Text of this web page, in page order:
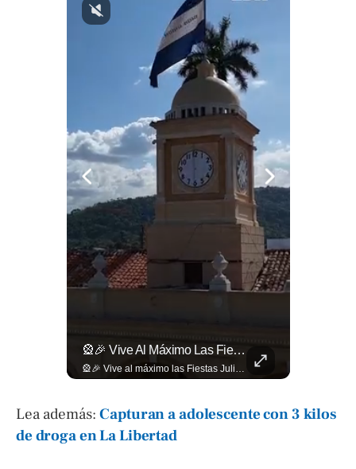
🎡🎉 Vive Al Máximo Las Fiestas Julias En Santa Ana: Tradición, Gastronomía, Juegos Mecánicos Y Un Ambiente Lleno De Color Convierten A La Ciudad Heroica...
🎡🎉 Vive al máximo las Fiestas Julias en Santa Ana: Tradición, gastronomía, juegos mecánicos y un ambiente lleno de color convierten a la Ciudad Heroica en el destino ideal para disfrutar en familia. Más detalles en ➡️ eldiariodehoy.com #ArteYCultura #fiestasjulias
Lea además:Capturan a adolescente con 3 kilos
de droga en La Libertad